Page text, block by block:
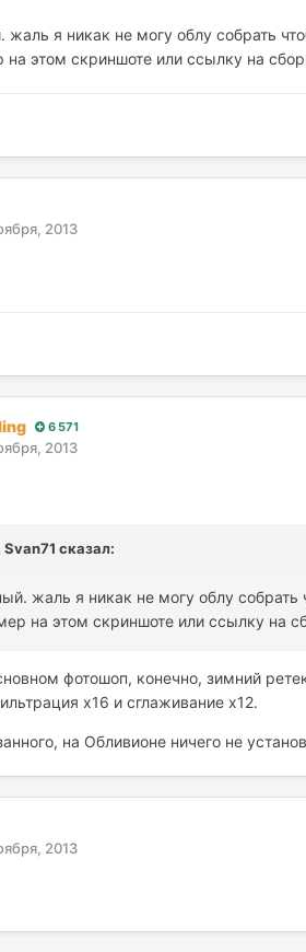
я никак не могу облу собрать
этом скриншоте или ссылку на
2013
6 571
2013
сказал:
жаль я никак не могу облу
на этом скриншоте или ссылку на
фотошоп, конечно, зимний
х16 и сглаживание х12.
на Обливионе ничего не
2013